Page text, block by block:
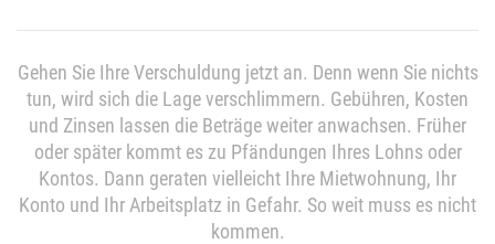
Gehen Sie Ihre Verschuldung jetzt an. Denn wenn Sie nichts
tun, wird sich die Lage verschlimmern. Gebühren, Kosten
und Zinsen lassen die Beträge weiter anwachsen. Früher
oder später kommt es zu Pfändungen Ihres Lohns oder
Kontos. Dann geraten vielleicht Ihre Mietwohnung, Ihr
Konto und Ihr Arbeitsplatz in Gefahr. So weit muss es nicht
kommen.